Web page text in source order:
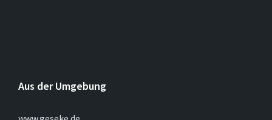
Aus der Umgebung